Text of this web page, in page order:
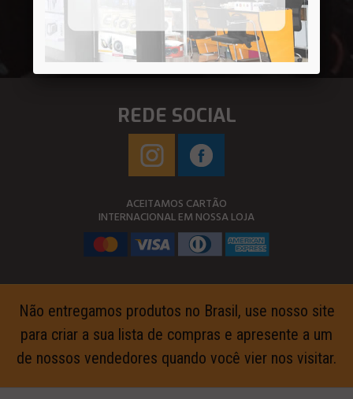
REDE SOCIAL
ACEITAMOS CARTÃO
INTERNACIONAL EM NOSSA LOJA
Não entregamos produtos no Brasil, use nosso site
para criar a sua lista de compras e apresente a um
de nossos vendedores quando você vier nos visitar.